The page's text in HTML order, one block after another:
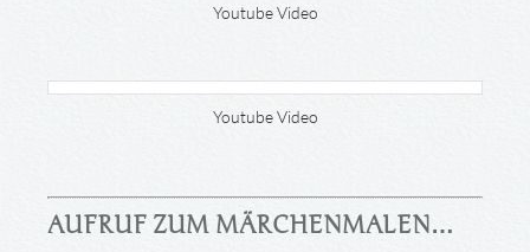
Youtube Video
Youtube Video
AUFRUF ZUM MÄRCHENMALEN…